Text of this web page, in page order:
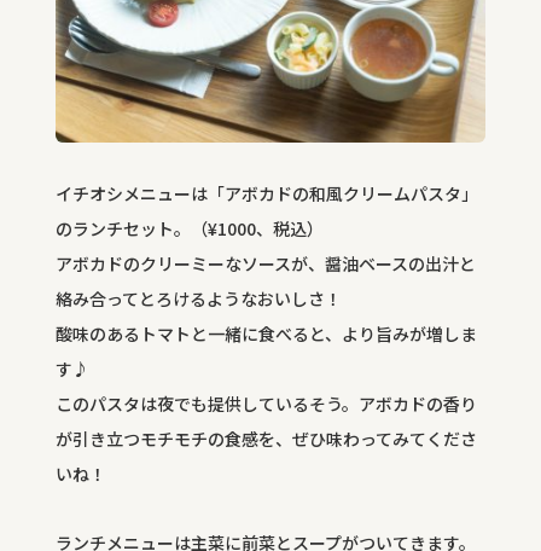
イチオシメニューは「アボカドの和風クリームパスタ」
のランチセット。（¥1000、税込）
アボカドのクリーミーなソースが、醤油ベースの出汁と
絡み合ってとろけるようなおいしさ！
酸味のあるトマトと一緒に食べると、より旨みが増しま
す♪
このパスタは夜でも提供しているそう。アボカドの香り
が引き立つモチモチの食感を、ぜひ味わってみてくださ
いね！
ランチメニューは主菜に前菜とスープがついてきます。